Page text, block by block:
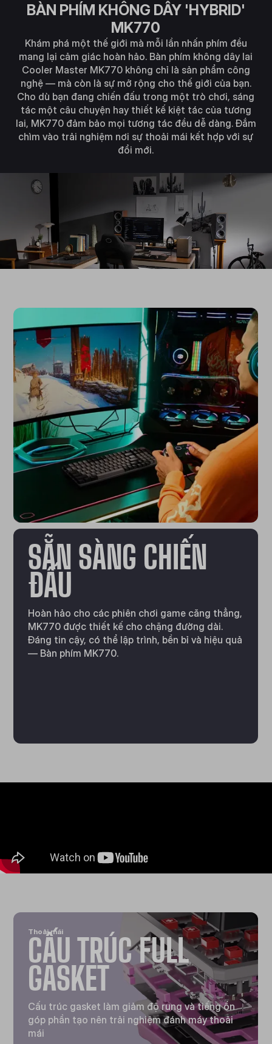
BÀN PHÍM KHÔNG DÂY 'HYBRID'
MK770
Khám phá một thế giới mà mỗi lần nhấn phím đều
mang lại cảm giác hoàn hảo. Bàn phím không dây lai
Cooler Master MK770 không chỉ là sản phẩm công
nghệ — mà còn là sự mở rộng cho thế giới của bạn.
Cho dù bạn đang chiến đấu trong một trò chơi, sáng
tác một câu chuyện hay thiết kế kiệt tác của tương
lai, MK770 đảm bảo mọi tương tác đều dễ dàng. Đắm
chìm vào trải nghiệm nơi sự thoải mái kết hợp với sự
đổi mới.
SẴN SÀNG CHIẾN
ĐẤU
Hoàn hảo cho các phiên chơi game căng thẳng,
MK770 được thiết kế cho chặng đường dài.
Đáng tin cậy, có thể lập trình, bền bỉ và hiệu quả
— Bàn phím MK770.
Thoải mái
CẤU TRÚC FULL
GASKET
Cấu trúc gasket làm giảm độ rung và tiếng ồn
góp phần tạo nên trải nghiệm đánh máy thoải
mái